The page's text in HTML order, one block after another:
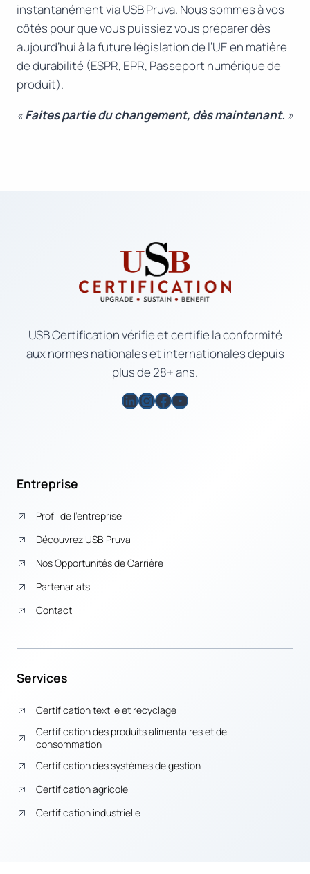
instantanément via USB Pruva. Nous sommes à vos
côtés pour que vous puissiez vous préparer dès
aujourd’hui à la future législation de l’UE en matière
de durabilité (ESPR, EPR, Passeport numérique de
produit).
«Faites partie du changement, dès maintenant. »
USB Certification vérifie et certifie la conformité
aux normes nationales et internationales depuis
plus de 28+ ans.
LinkedIn
Instagram
Facebook
YouTube
Entreprise
Profil de l’entreprise
Découvrez USB Pruva
Nos Opportunités de Carrière
Partenariats
Contact
Services
Certification textile et recyclage
Certification des produits alimentaires et de
consommation
Certification des systèmes de gestion
Certification agricole
Certification industrielle